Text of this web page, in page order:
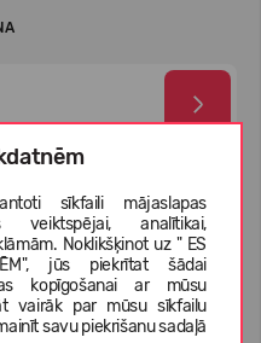
sīkfaili mājaslapas
veiktspējai, analītikai,
Noklikšķinot uz " ES
jūs piekrītat šādai
kopīgošanai ar mūsu
vairāk par mūsu sīkfailu
savu piekrišanu sadaļā
politika